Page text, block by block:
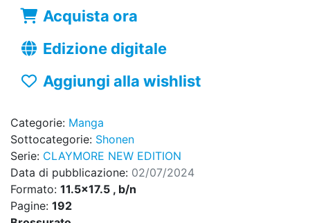
Acquista ora
Edizione digitale
Aggiungi alla wishlist
Categorie: Manga
Sottocategorie: Shonen
Serie: CLAYMORE NEW EDITION
Data di pubblicazione: 02/07/2024
Formato: 11.5x17.5 , b/n
Pagine: 192